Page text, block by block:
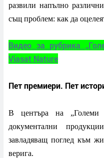
развили напълно
същ проблем: как да
Видео за рубрика
Viasat Nature
Пет премиери. Пет
В центъра на „Големи
документални
завладяващ поглед към
верига.